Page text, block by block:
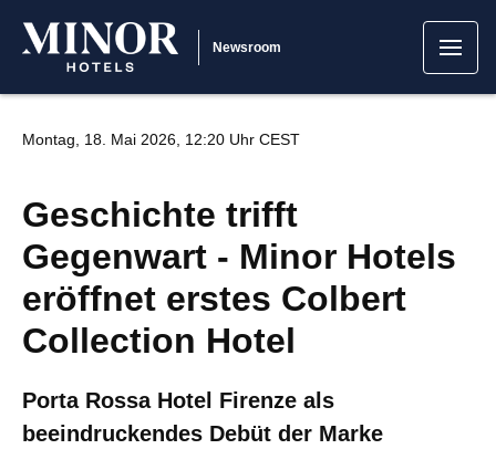
Newsroom
Montag, 18. Mai 2026, 12:20 Uhr CEST
Geschichte trifft
Gegenwart - Minor Hotels
eröffnet erstes Colbert
Collection Hotel
Porta Rossa Hotel Firenze als
beeindruckendes Debüt der Marke